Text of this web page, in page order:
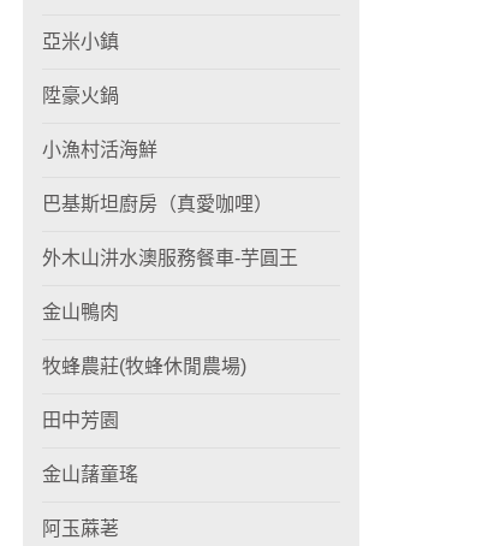
亞米小鎮
陞豪火鍋
小漁村活海鮮
巴基斯坦廚房（真愛咖哩）
外木山汫水澳服務餐車-芋圓王
金山鴨肉
牧蜂農莊(牧蜂休閒農場)
田中芳園
金山藷童瑤
阿玉蔴荖